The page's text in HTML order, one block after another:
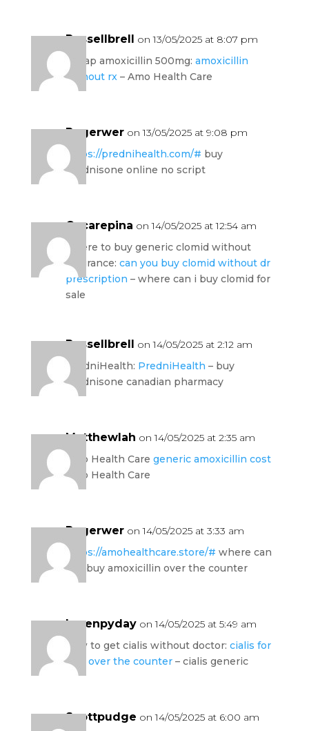
Russellbrell on 13/05/2025 at 8:07 pm
cheap amoxicillin 500mg: amoxicillin
without rx – Amo Health Care
Rogerwer on 13/05/2025 at 9:08 pm
https://prednihealth.com/# buy
prednisone online no script
Oscarepina on 14/05/2025 at 12:54 am
where to buy generic clomid without
insurance: can you buy clomid without dr
prescription – where can i buy clomid for
sale
Russellbrell on 14/05/2025 at 2:12 am
PredniHealth: PredniHealth – buy
prednisone canadian pharmacy
Matthewlah on 14/05/2025 at 2:35 am
Amo Health Care generic amoxicillin cost
Amo Health Care
Rogerwer on 14/05/2025 at 3:33 am
https://amohealthcare.store/# where can
you buy amoxicillin over the counter
Lorenpyday on 14/05/2025 at 5:49 am
how to get cialis without doctor: cialis for
sale over the counter– cialis generic
Scottpudge on 14/05/2025 at 6:00 am